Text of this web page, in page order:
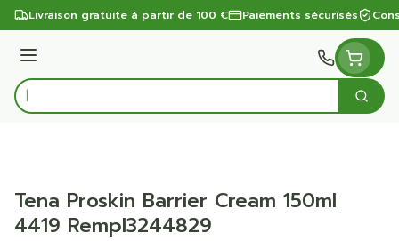
Aller au contenu
Livraison gratuite à partir de 100 € Paiements sécurisés
Menu
Rechercher
Tena Proskin Barrier Cream 150ml
4419 Rempl3244829